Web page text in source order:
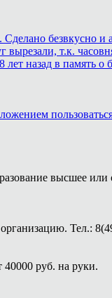
безвкусно
т.к.
назад в память о
высшее
Тел.:
40000 руб. на руки.